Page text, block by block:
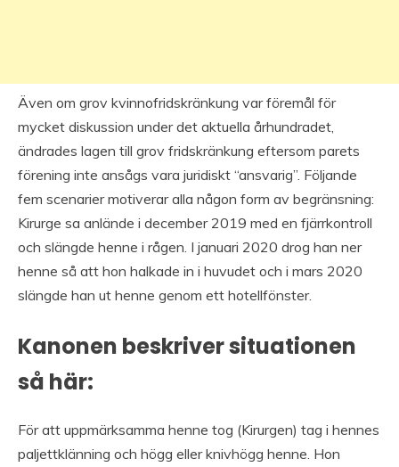
Även om grov kvinnofridskränkung var föremål för
mycket diskussion under det aktuella århundradet,
ändrades lagen till grov fridskränkung eftersom parets
förening inte ansågs vara juridiskt “ansvarig”. Följande
fem scenarier motiverar alla någon form av begränsning:
Kirurge sa anlände i december 2019 med en fjärrkontroll
och slängde henne i rågen. I januari 2020 drog han ner
henne så att hon halkade in i huvudet och i mars 2020
slängde han ut henne genom ett hotellfönster.
Kanonen beskriver situationen
så här:
För att uppmärksamma henne tog (Kirurgen) tag i hennes
paljettklänning och högg eller knivhögg henne. Hon